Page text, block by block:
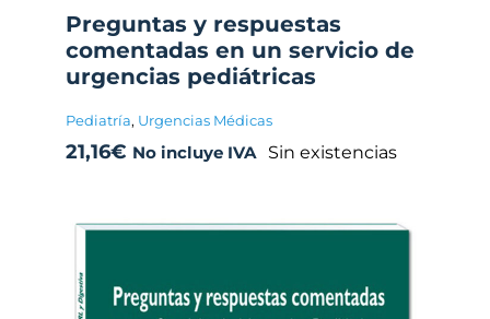
Preguntas y respuestas
comentadas en un servicio de
urgencias pediátricas
Pediatría, Urgencias Médicas
21,16€ No incluye IVA Sin existencias